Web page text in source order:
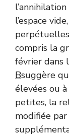
l’espace
compris la
février dans
Bsuggère
élevées ou
petites, la
modifiée